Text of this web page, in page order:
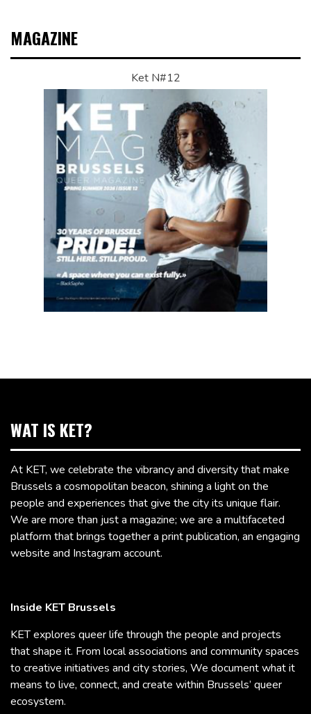
MAGAZINE
Ket N#12
WAT IS KET?
At KET, we celebrate the vibrancy and diversity that make
Brussels a cosmopolitan beacon, shining a light on the
people and experiences that give the city its unique flair.
We are more than just a magazine; we are a multifaceted
platform that brings together a print publication, an engaging
website and Instagram account.
Inside KET Brussels
KET explores queer life through the people and projects
that shape it. From local associations and community spaces
to creative initiatives and city stories, We document what it
means to live, connect, and create within Brussels’ queer
ecosystem.